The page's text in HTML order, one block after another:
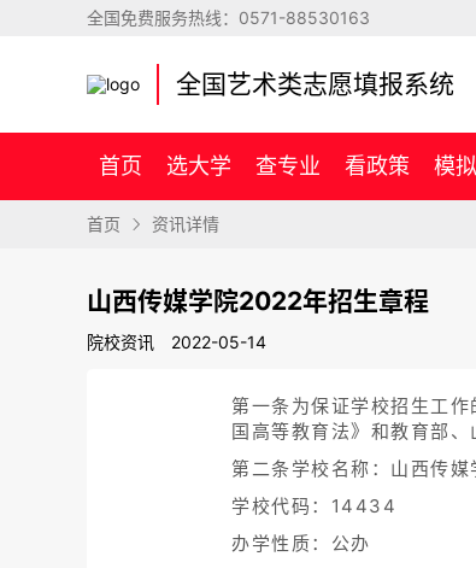
全国免费服务热线： 0571-88530163
全国艺术类志愿填报系统
首页 选大学 查专业 看政策 模
首页 资讯详情
山西传媒学院2022年招生章程
院校资讯 2022-05-14
第一条为保证学校招生工
国高等教育法》和教育部
第二条学校名称：山西传媒
学校代码：14434
办学性质：公办